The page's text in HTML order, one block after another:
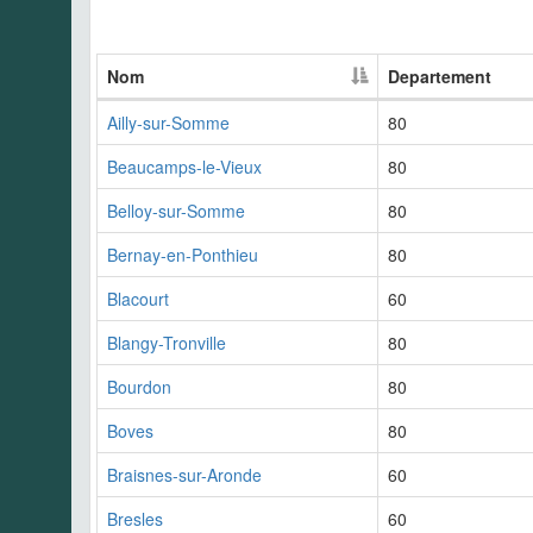
Nom
Departement
Ailly-sur-Somme
80
Beaucamps-le-Vieux
80
Belloy-sur-Somme
80
Bernay-en-Ponthieu
80
Blacourt
60
Blangy-Tronville
80
Bourdon
80
Boves
80
Braisnes-sur-Aronde
60
Bresles
60